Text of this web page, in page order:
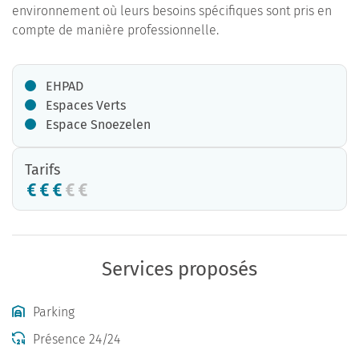
environnement où leurs besoins spécifiques sont pris en
compte de manière professionnelle.
EHPAD
Espaces Verts
Espace Snoezelen
Tarifs
Services proposés
Parking
Présence 24/24